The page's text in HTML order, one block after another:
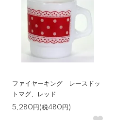
ファイヤーキング レースドッ
トマグ、レッド
5,280円(税480円)